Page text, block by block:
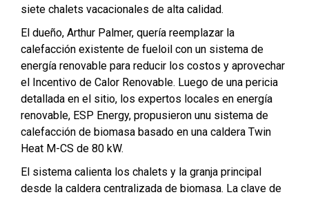
siete chalets vacacionales de alta calidad.
El dueño, Arthur Palmer, quería reemplazar la
calefacción existente de fueloil con un sistema de
energía renovable para reducir los costos y aprovechar
el Incentivo de Calor Renovable. Luego de una pericia
detallada en el sitio, los expertos locales en energía
renovable, ESP Energy, propusieron unu sistema de
calefacción de biomasa basado en una caldera Twin
Heat M-CS de 80 kW.
El sistema calienta los chalets y la granja principal
desde la caldera centralizada de biomasa. La clave de